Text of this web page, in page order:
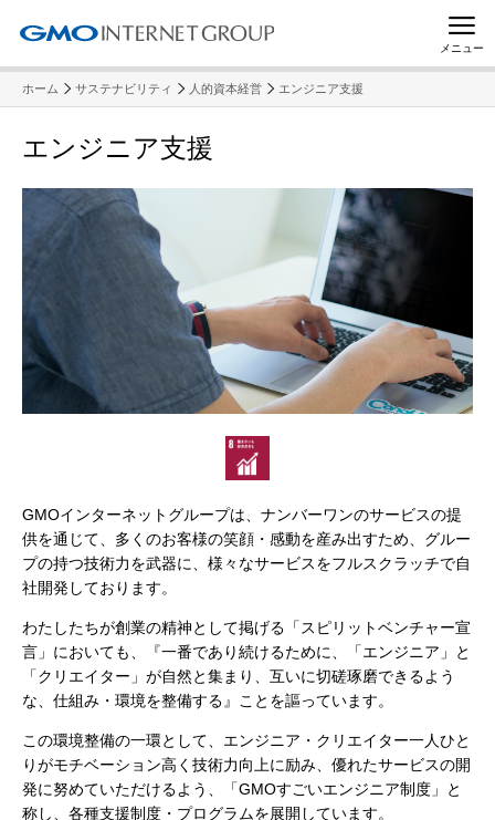
メニュー
ホーム サステナビリティ 人的資本経営 エンジニア支援
エンジニア支援
GMOインターネットグループは、ナンバーワンのサービスの提
供を通じて、多くのお客様の笑顔・感動を産み出すため、グルー
プの持つ技術力を武器に、様々なサービスをフルスクラッチで自
社開発しております。
わたしたちが創業の精神として掲げる「スピリットベンチャー宣
言」においても、『一番であり続けるために、「エンジニア」と
「クリエイター」が自然と集まり、互いに切磋琢磨できるよう
な、仕組み・環境を整備する』ことを謳っています。
この環境整備の一環として、エンジニア・クリエイター一人ひと
りがモチベーション高く技術力向上に励み、優れたサービスの開
発に努めていただけるよう、「GMOすごいエンジニア制度」と
称し、各種支援制度・プログラムを展開しています。